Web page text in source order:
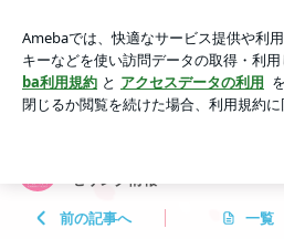
♪ | 韓国美容外科サポートナビ｜韓
アプリをダウンロードして ブログの更
ょう。
セリング情報
前の記事へ 一覧